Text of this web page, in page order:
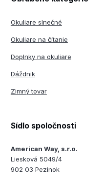
Okuliare slnečné
Okuliare na čítanie
Doplnky na okuliare
Dáždnik
Zimný tovar
Sídlo spoločnosti
American Way, s.r.o.
Liesková 5049/4
902 03 Pezinok